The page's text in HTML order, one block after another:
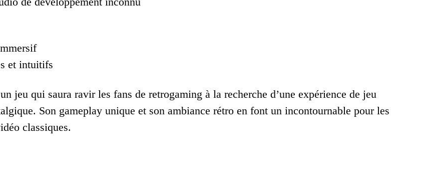
et intuitifs
jeu qui saura ravir les fans de retrogaming à la recherche d’une expérience de jeu
Son gameplay unique et son ambiance rétro en font un incontournable pour les
classiques.